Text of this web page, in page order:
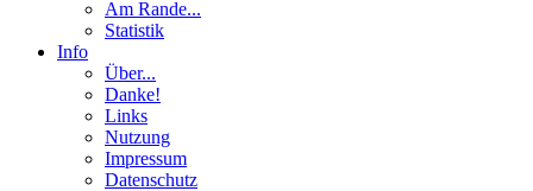
Am Rande...
Statistik
Info
Über...
Danke!
Links
Nutzung
Impressum
Datenschutz